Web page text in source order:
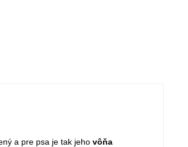
a pre psa je tak jeho vôňa